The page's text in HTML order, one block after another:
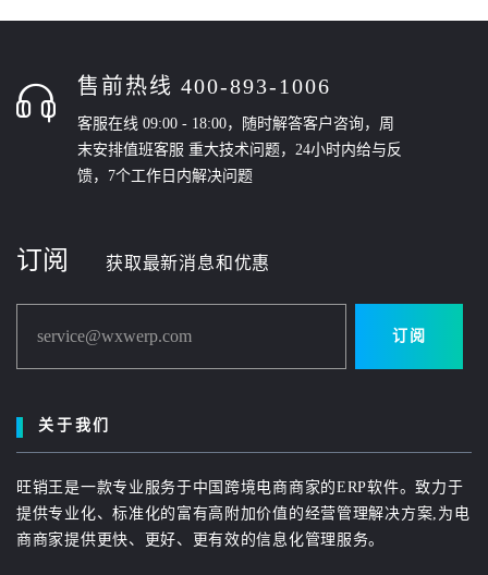
售前热线 400-893-1006
客服在线 09:00 - 18:00，随时解答客户咨询，周
末安排值班客服 重大技术问题，24小时内给与反
馈，7个工作日内解决问题
订阅 获取最新消息和优惠
service@wxwerp.com 订阅
关于我们
旺销王是一款专业服务于中国跨境电商商家的ERP软件。致力于
提供专业化、标准化的富有高附加价值的经营管理解决方案,为电
商商家提供更快、更好、更有效的信息化管理服务。